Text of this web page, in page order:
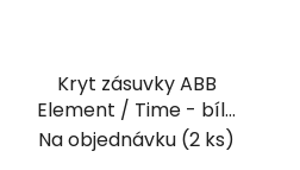
Kryt zásuvky ABB
Element / Time - bílá
/ ledová zelená
Na objednávku (2 ks)